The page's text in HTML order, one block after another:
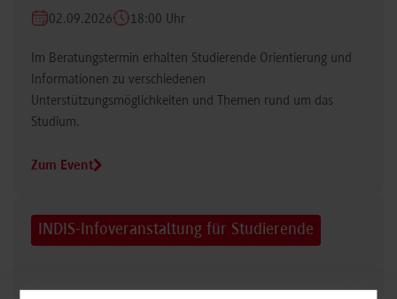
02.09.2026 18:00 Uhr
Im Beratungstermin erhalten Studierende Orientierung und
Informationen zu verschiedenen
Unterstützungsmöglichkeiten und Themen rund um das
Studium.
Zum Event
INDIS-Infoveranstaltung für Studierende